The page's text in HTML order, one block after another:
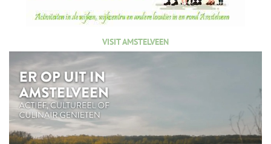
VISIT AMSTELVEEN